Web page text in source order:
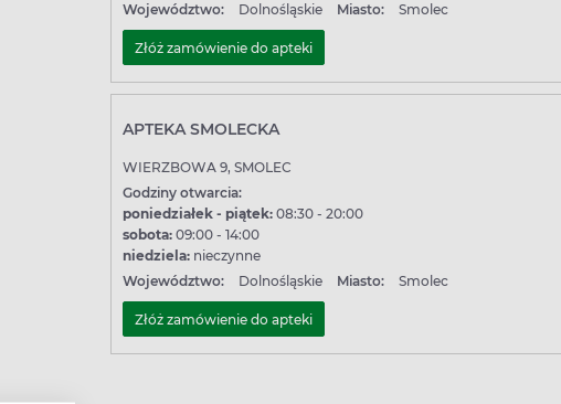
Województwo:
Dolnośląskie Miasto: Smolec
Złóż zamówienie do apteki
APTEKA SMOLECKA
WIERZBOWA 9, SMOLEC
Godziny otwarcia:
poniedziałek - piątek:08:30 - 20:00
sobota:09:00 - 14:00
niedziela:nieczynne
Województwo:
Dolnośląskie Miasto: Smolec
Złóż zamówienie do apteki